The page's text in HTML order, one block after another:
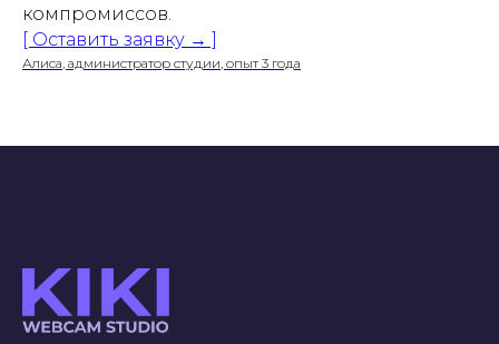
компромиссов.
[ Оставить заявку → ]
Алиса, администратор студии, опыт 3 года